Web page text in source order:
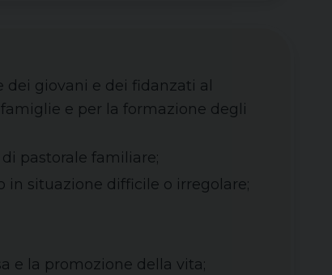
giovani e dei fidanzati al
e per la formazione degli
pastorale familiare;
in situazione difficile o irregolare;
e la promozione della vita;